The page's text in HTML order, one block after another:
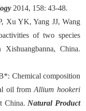
2014, 158: 43-48.
Xu YK, Yang JJ, Wang
of two species
China.
*: Chemical composition
oil fromAllium hookeri
China. Natural Product